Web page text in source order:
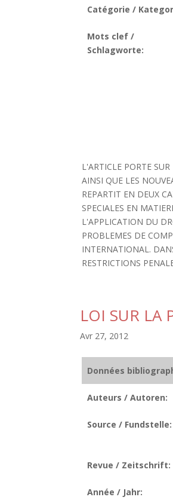
Catégorie /
Mots clef /
Schlagworte:
L'ARTICLE PORTE
AINSI QUE LES
REPARTIT EN DEUX
SPECIALES EN
L'APPLICATION DU
PROBLEMES DE
INTERNATIONAL.
RESTRICTIONS
LOI SUR LA
Avr 27, 2012
Données
Auteurs / Autoren:
Source / Fundstelle:
Revue / Zeitschrift:
Année / Jahr: